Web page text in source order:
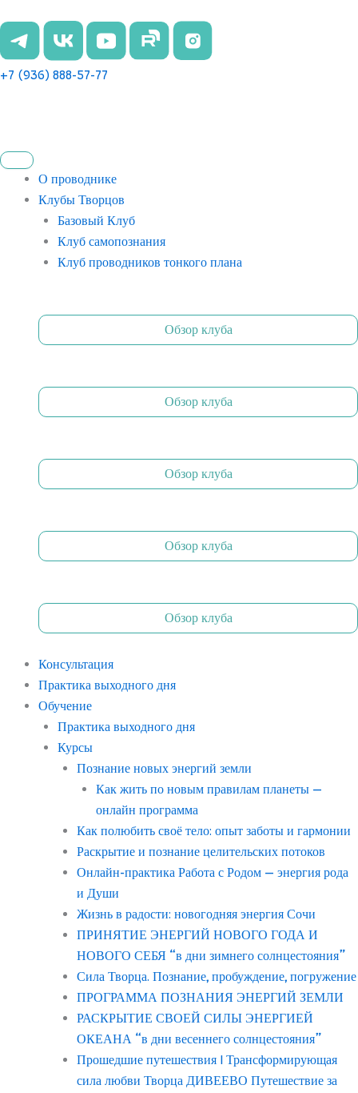
к
содержимому
+7 (936) 888-57-77
О проводнике
Клубы Творцов
Базовый Клуб
Клуб самопознания
Клуб проводников тонкого плана
Обзор клуба
Обзор клуба
Обзор клуба
Обзор клуба
Обзор клуба
Консультация
Практика выходного дня
Обучение
Практика выходного дня
Курсы
Познание новых энергий земли
Как жить по новым правилам планеты —
онлайн программа
Как полюбить своё тело: опыт заботы и гармонии
Раскрытие и познание целительских потоков
Онлайн-практика Работа с Родом — энергия рода
и Души
Жизнь в радости: новогодняя энергия Сочи
ПРИНЯТИЕ ЭНЕРГИЙ НОВОГО ГОДА И
НОВОГО СЕБЯ “в дни зимнего солнцестояния”
Сила Творца. Познание, пробуждение, погружение
ПРОГРАММА ПОЗНАНИЯ ЭНЕРГИЙ ЗЕМЛИ
РАСКРЫТИЕ СВОЕЙ СИЛЫ ЭНЕРГИЕЙ
ОКЕАНА “в дни весеннего солнцестояния”
Прошедшие путешествия | Трансформирующая
сила любви Творца ДИВЕЕВО Путешествие за